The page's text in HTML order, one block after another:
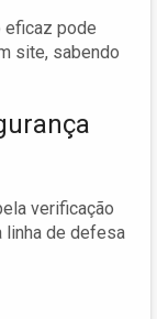
eficaz pode
site, sabendo
verificação
linha de defesa